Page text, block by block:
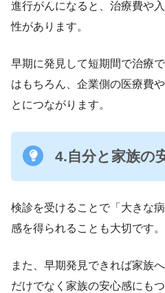
進行がんになると、治療費や
性があります。
早期に発見して短期間で治療
はもちろん、企業側の医療費
とにつながります。
4.自分と家族の
検診を受けることで「大きな
感を得られることも大切です。
また、早期発見できれば家族
だけでなく家族の安心感にもつ